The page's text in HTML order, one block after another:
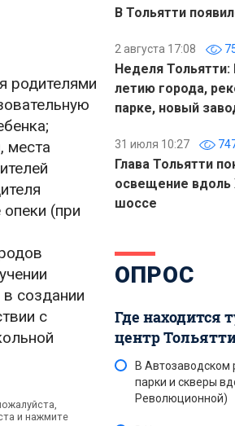
родителями
места
(при
создании
с
и нажмите
В Тольятти
2 августа 17:08
Неделя
летию города,
парке, новый
31 июля 10:27
Глава Тольятти
освещение вдоль
шоссе
ОПРОС
Где находится
центр
В Автозаводском
парки и скверы
Революционной)